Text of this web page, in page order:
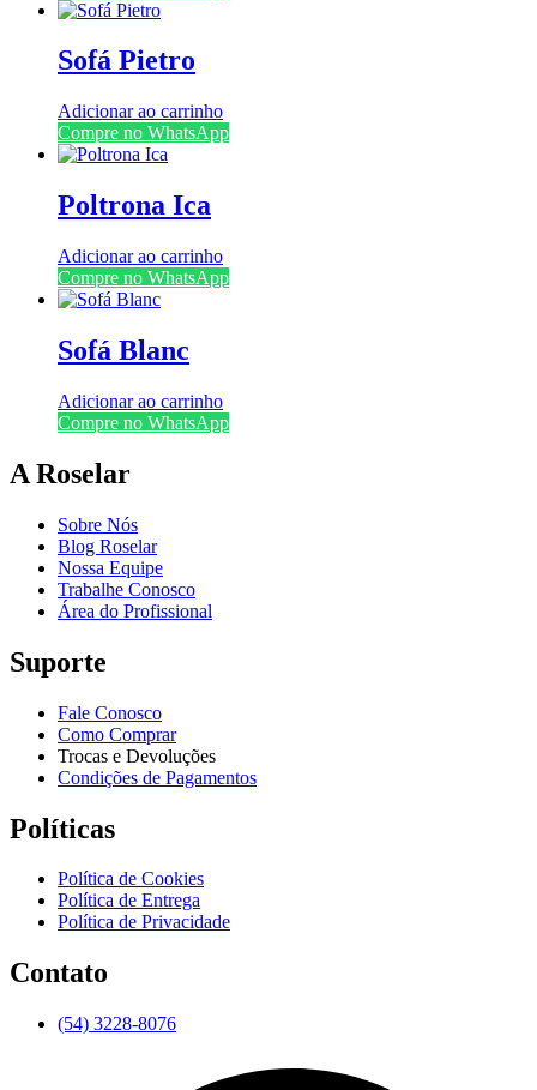
Sofá Pietro
Adicionar ao carrinho
Compre no WhatsApp
Poltrona Ica
Adicionar ao carrinho
Compre no WhatsApp
Sofá Blanc
Adicionar ao carrinho
Compre no WhatsApp
A Roselar
Sobre Nós
Blog Roselar
Nossa Equipe
Trabalhe Conosco
Área do Profissional
Suporte
Fale Conosco
Como Comprar
Trocas e Devoluções
Condições de Pagamentos
Políticas
Política de Cookies
Política de Entrega
Política de Privacidade
Contato
(54) 3228-8076